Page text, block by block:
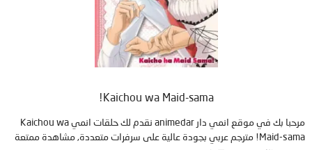
Kaichou wa Maid-sama!
مرحبا بك في موقع انمي دار animedar نقدم لك حلقات انمي Kaichou wa
Maid-sama! مترجم عربي بجودة عالية على سرفرات متعددة, مشاهدة ممتعة